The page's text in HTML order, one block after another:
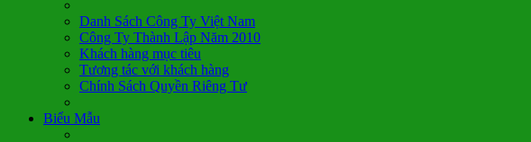
Danh Sách Công Ty Việt Nam
Công Ty Thành Lập Năm 2010
Khách hàng mục tiêu
Tương tác với khách hàng
Chính Sách Quyền Riêng Tư
Biểu Mẫu